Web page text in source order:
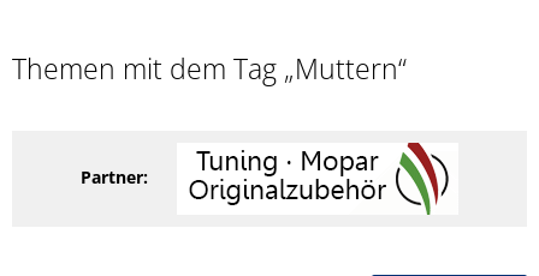
Themen mit dem Tag „Muttern“
Partner: